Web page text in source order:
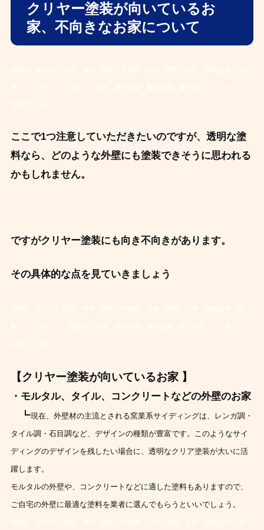
ク リヤー塗装が向いているお
家、不向きなお家について
ここで1つ注意していただきたいのですが、透明な塗
料なら、どのような外壁にも塗装できそうに思われる
かもしれません。
ですがクリヤー塗装にも向き不向きがあります。
その具体的な点を見ていきましょう
【クリヤー塗装が向いているお家 】
・モルタル、タイル、コンクリートなどの外壁のお家
┗現在、外壁材の主流とされる窯業系サイディングは、レンガ調・
タイル調・石目調など、デザインの種類が豊富です。 このようなサイ
ディングのデザインを残したい場合に、透明なクリア塗装が大いに活
躍します。
モルタルの外壁や、コンクリートなどに適した塗料もありますので、
ご自宅の外壁に最適な塗料を業者に選んでもらうといいでしょう。